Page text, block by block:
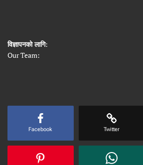
विज्ञापनको लागि:
Our Team:
Facebook Twitter